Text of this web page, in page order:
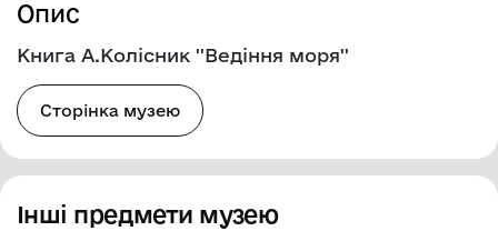
Опис
Книга А.Колісник ''Ведіння моря''
Сторінка музею
Інші предмети музею